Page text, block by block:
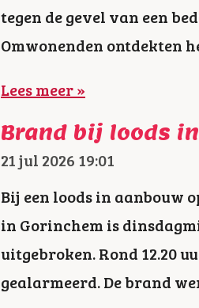
tegen de gevel van een
Omwonenden ontdekten
Lees meer »
Brand bij loods
21 jul 2026 19:01
Bij een loods in aanbouw
in Gorinchem is
uitgebroken. Rond 12.20
gealarmeerd. De brand